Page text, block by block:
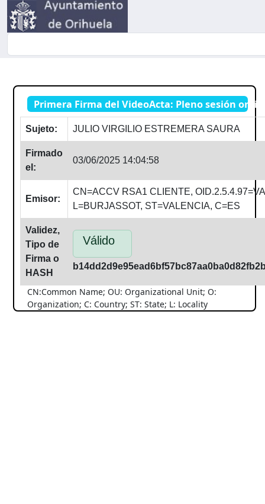
Buscador
Primera Firma del VideoActa: Pleno sesión
Sujeto: JULIO VIRGILIO ESTREMERA SAURA
Firmado
el:
03/06/2025 14:04:58
Emisor:
CN=ACCV RSA1 CLIENTE,
L=BURJASSOT, ST=VALENCIA, C=ES
Validez,
Tipo de
Firma o
HASH
Válido
CN:Common Name; OU: Organizational Unit; O:
Organization; C: Country; ST: State; L: Locality